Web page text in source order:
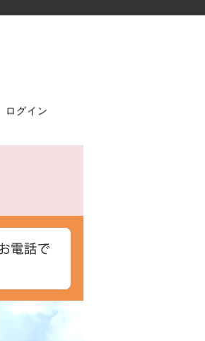
かんたんあんしん珪藻土
ログイン